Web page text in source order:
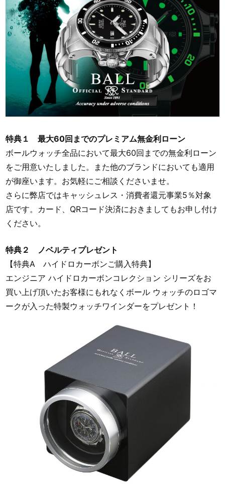
特典１ 最大60回までのプレミアム無金利ローン
ボールウォッチ全品において最大60回までの無金利ローン
をご用意いたしました。また他のブランドにおいても適用
が御座います。お気軽にご相談くださいませ。
さらに弊店ではキャッシュレス・消費者還元事業5％対象
店です。カード、QRコード決済におきましてもお申し付け
ください。
特典２ ノベルティプレゼント
【特典A ハイドロカーボンご購入特典】
エンジニア ハイドロカーボンコレクション シリーズをお
買い上げ頂いたお客様にもれなくボール ウォッチのロゴマ
ークが入った特製ウォッチワインダーをプレゼント！